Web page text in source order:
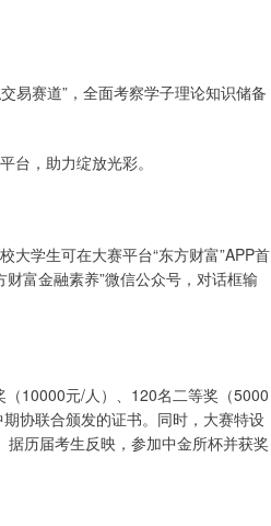
易赛道”，全面考察学子理论知识储备
，助力绽放光彩。
学生可在大赛平台“东方财富”APP首
财富金融素养”微信公众号，对话框输
10000元/人）、120名二等奖（5000
协联合颁发的证书。同时，大赛特设
历届考生反映，参加中金所杯并获奖
14311.01 200.89 1.42%